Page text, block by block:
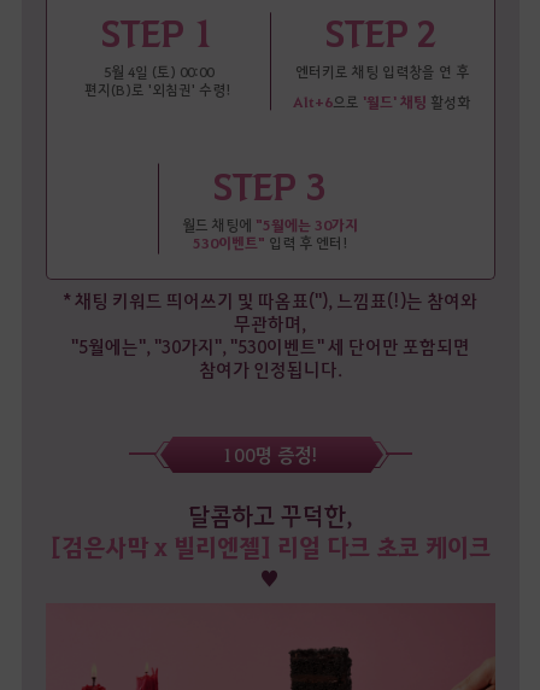
STEP 1
5월 4일 (토) 00:00
편지(B)로 '외침권' 수령!
STEP 2
엔터키로 채팅 입력창을 연 후
Alt+6으로 '월드' 채팅 활성화
STEP 3
월드 채팅에 "5월에는 30가지
530이벤트" 입력 후 엔터!
* 채팅 키워드 띄어쓰기 및 따옴표("), 느낌표(!)는 참여와
무관하며,
"5월에는", "30가지", "530이벤트" 세 단어만 포함되면
참여가 인정됩니다.
100명 증정!
달콤하고 꾸덕한,
[검은사막 x 빌리엔젤] 리얼 다크 초코 케이크
♥